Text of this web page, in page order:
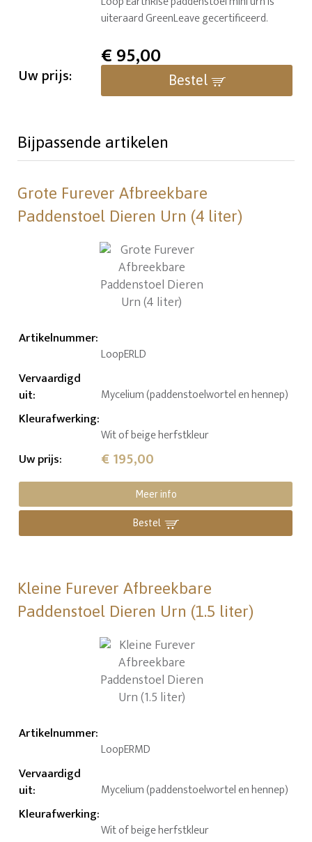
uiteraard GreenLeave gecertificeerd.
Uw prijs:
€95,00
Bestel
Bijpassende artikelen
Grote Furever Afbreekbare
Paddenstoel Dieren Urn (4 liter)
Artikelnummer:
LoopERLD
Vervaardigd
uit: Mycelium (paddenstoelwortel en hennep)
Kleurafwerking:
Wit of beige herfstkleur
Uw prijs: € 195,00
Meer info
Bestel
Kleine Furever Afbreekbare
Paddenstoel Dieren Urn (1.5 liter)
Artikelnummer:
LoopERMD
Vervaardigd
uit: Mycelium (paddenstoelwortel en hennep)
Kleurafwerking:
Wit of beige herfstkleur